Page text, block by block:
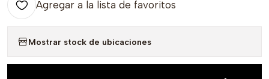
Agregar a la lista de favoritos
Mostrar stock de ubicaciones